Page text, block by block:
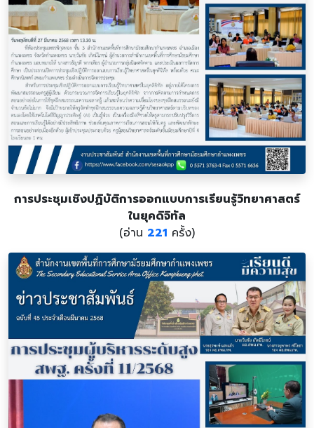
การประชุมเชิงปฏิบัติการออกแบบการเรียนรู้วิทยาศาสตร์
ในยุคดิจิทัล
(อ่าน 221 ครั้ง)